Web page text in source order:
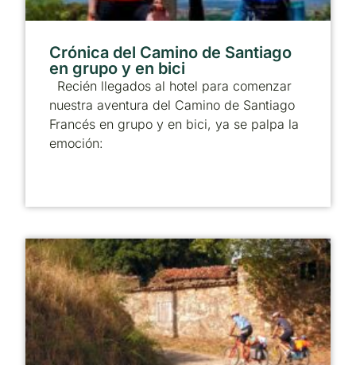
Crónica del Camino de Santiago
en grupo y en bici
Recién llegados al hotel para comenzar
nuestra aventura del Camino de Santiago
Francés en grupo y en bici, ya se palpa la
emoción: